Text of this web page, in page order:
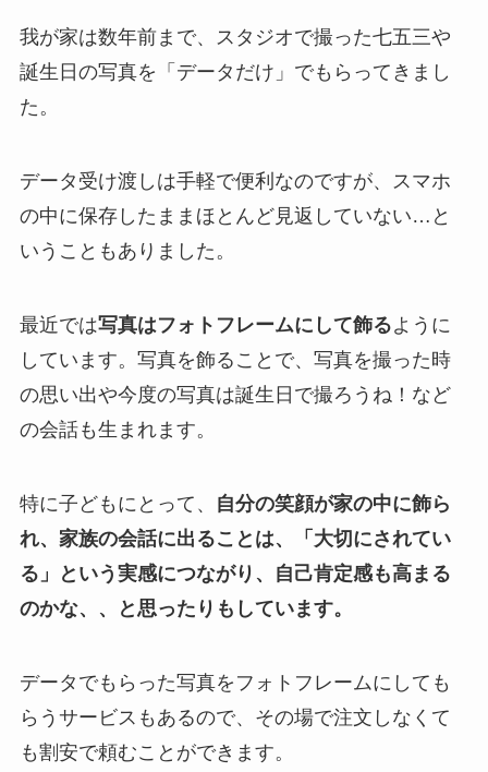
我が家は数年前まで、スタジオで撮った七五三や
誕生日の写真を「データだけ」でもらってきまし
た。
データ受け渡しは手軽で便利なのですが、スマホ
の中に保存したままほとんど見返していない…と
いうこともありました。
最近では写真はフォトフレームにして飾るように
しています。写真を飾ることで、写真を撮った時
の思い出や今度の写真は誕生日で撮ろうね！など
の会話も生まれます。
特に子どもにとって、
自分の笑顔が家の中に飾ら
れ、家族の会話に出ることは、「大切にされてい
る」という実感につながり、自己肯定感も高まる
のかな、、と思ったりもしています。
データでもらった写真をフォトフレームにしても
らうサービスもあるので、その場で注文しなくて
も割安で頼むことができます。